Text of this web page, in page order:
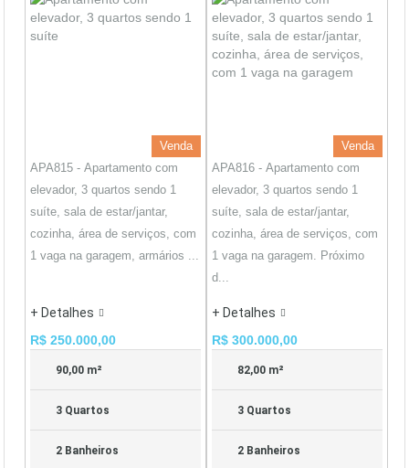
Venda
APA815 - Apartamento com
elevador, 3 quartos sendo 1
suíte, sala de estar/jantar,
cozinha, área de serviços, com
1 vaga na garagem, armários ...
+ Detalhes
R$ 250.000,00
90,00 m²
3 Quartos
2 Banheiros
Venda
APA816 - Apartamento com
elevador, 3 quartos sendo 1
suíte, sala de estar/jantar,
cozinha, área de serviços, com
1 vaga na garagem. Próximo
d...
+ Detalhes
R$ 300.000,00
82,00 m²
3 Quartos
2 Banheiros